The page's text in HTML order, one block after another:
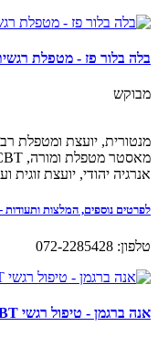
בלה בלור פז - מטפלת
מבוקש
אנרגיה יהודי, יועצת זוגית
לפרטים נוספים, המלצות ותעודות
טלפון: 072-2285428
אנה ברגמן - טיפול רגשי CBT ברעננה ובאונליין